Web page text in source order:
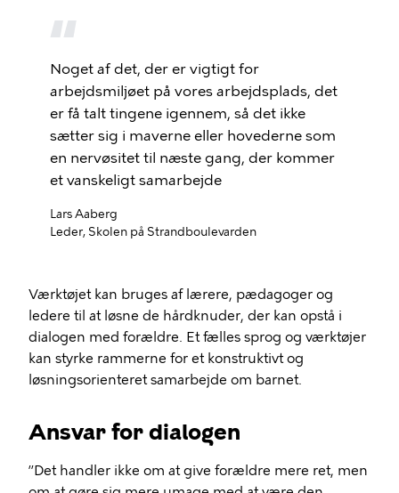
Noget af det, der er vigtigt for
arbejdsmiljøet på vores arbejdsplads, det
er få talt tingene igennem, så det ikke
sætter sig i maverne eller hovederne som
en nervøsitet til næste gang, der kommer
et vanskeligt samarbejde
Lars Aaberg
Leder, Skolen på Strandboulevarden
Værktøjet kan bruges af lærere, pædagoger og
ledere til at løsne de hårdknuder, der kan opstå i
dialogen med forældre. Et fælles sprog og værktøjer
kan styrke rammerne for et konstruktivt og
løsningsorienteret samarbejde om barnet.
Ansvar for dialogen
’’Det handler ikke om at give forældre mere ret, men